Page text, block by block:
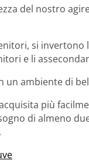
del nostro
si
e li
un ambiente di
più
di almeno